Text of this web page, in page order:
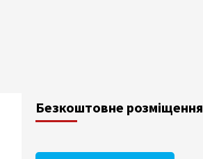
Безкоштовне розміщення